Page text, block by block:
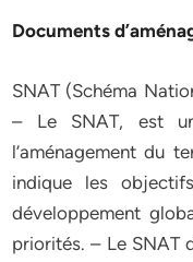
Documents
SNAT (Schéma
– Le SNAT, est
l’aménagement du
indique les
développement
priorités. – Le SNAT